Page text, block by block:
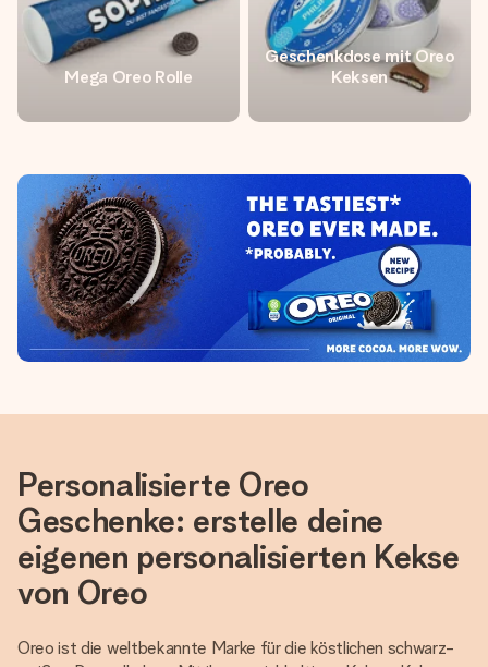
Mega Oreo Rolle
Geschenkdose mit Oreo
Keksen
Personalisierte Oreo
Geschenke: erstelle deine
eigenen personalisierten Kekse
von Oreo
Oreo ist die weltbekannte Marke für die köstlichen schwarz-